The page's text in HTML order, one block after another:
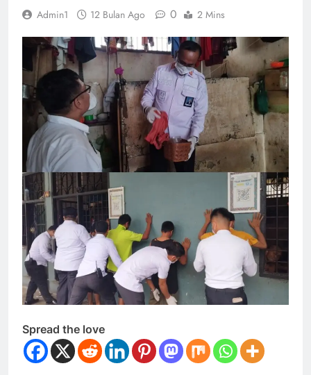
Admin1 12 Bulan Ago 0 2 Mins
Spread the love